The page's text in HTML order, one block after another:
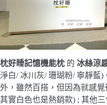
枕好睡記憶機能枕 的 冰絲涼
淨白/ 冰川灰/ 珊瑚粉/ 寧靜藍
外，雖然百搭，但因為就感
其實白色也是熱銷款) ; 其他